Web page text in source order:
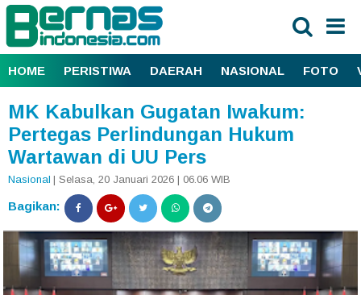
HOME PERISTIWA DAERAH NASIONAL FOTO
MK Kabulkan Gugatan Iwakum:
Pertegas Perlindungan Hukum
Wartawan di UU Pers
Nasional | Selasa, 20 Januari 2026 | 06.06 WIB
Bagikan: